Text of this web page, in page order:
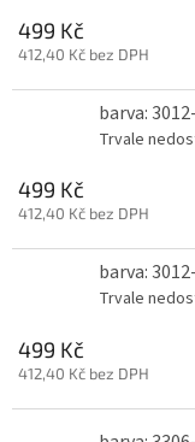
499 Kč
412,40 Kč bez DPH
barva:
Trvale
499 Kč
412,40 Kč bez DPH
barva:
Trvale
499 Kč
412,40 Kč bez DPH